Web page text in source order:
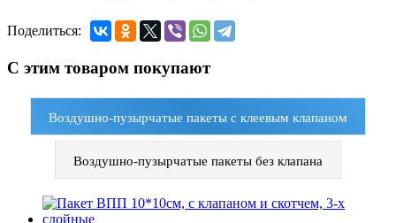
Поделиться:
С этим товаром покупают
Воздушно-пузырчатые пакеты с клеевым клапаном
Воздушно-пузырчатые пакеты без клапана